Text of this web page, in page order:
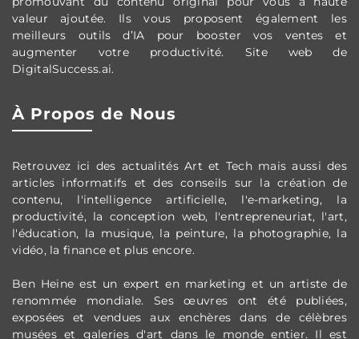
valeur ajoutée. Ils vous proposent également les
meilleurs outils d’IA pour booster vos ventes et
augmenter votre productivité. Site web de
DigitalSuccess.ai.
À Propos de Nous
Retrouvez ici des actualités Art et Tech mais aussi des
articles informatifs et des conseils sur la création de
contenu, l'intelligence artificielle, l'e-marketing, la
productivité, la conception web, l'entrepreneuriat, l'art,
l'éducation, la musique, la peinture, la photographie, la
vidéo, la finance et plus encore.
Ben Heine est un expert en marketing et un artiste de
renommée mondiale. Ses œuvres ont été publiées,
exposées et vendues aux enchères dans de célèbres
musées et galeries d'art dans le monde entier. Il est